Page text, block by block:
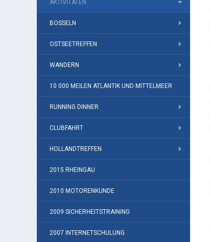
AKTIVITÄTEN
BOSSELN
OSTSEETREFFEN
WANDERN
10 000 MEILEN ATLANTIK UND MITTELMEER
RUNNING DINNER
CLUBFAHRT
HOLLANDTREFFEN
2015 RHEINGAU
2010 MOTORENKUNDE
2009 SICHERHEITSTRAINING
2007 INTERNETSCHULUNG